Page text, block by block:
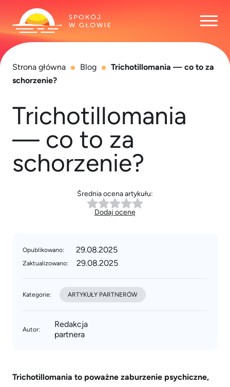
Strona główna Blog
Trichotillomania — co to za
schorzenie?
Trichotillomania
— co to za
schorzenie?
Średnia ocena artykułu:
Dodaj ocenę
Autor:
Redakcja
partnera
Opublikowano: 29.08.2025
Zaktualizowano: 29.08.2025
Kategorie: ARTYKUŁY PARTNERÓW
Trichotillomania to poważne zaburzenie psychiczne,